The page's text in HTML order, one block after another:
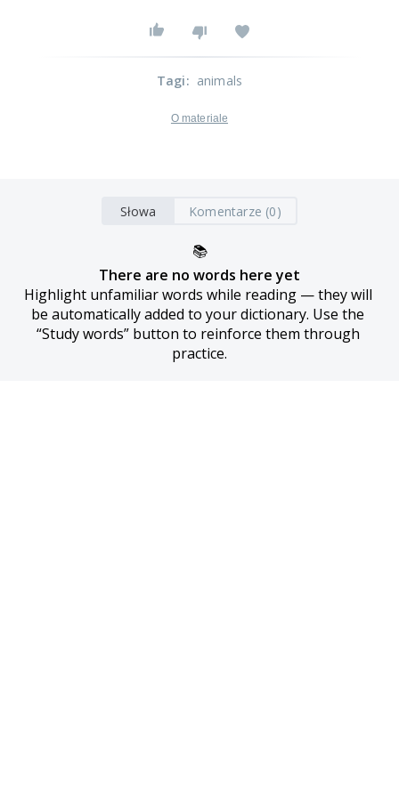
Tagi: animals
O materiale
Słowa Komentarze (0)
📚
There are no words here yet
Highlight unfamiliar words while reading — they will
be automatically added to your dictionary. Use the
“Study words” button to reinforce them through
practice.